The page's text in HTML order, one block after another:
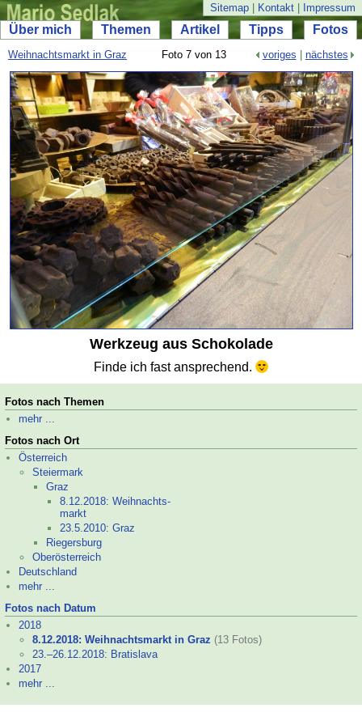
Sitemap Kontakt Impressum
Über mich Themen Artikel Tipps Fotos
Weihnachtsmarkt in Graz Foto 7 von 13 voriges nächstes
Werkzeug aus Schokolade
Finde ich fast ansprechend.
Fotos nach Themen
mehr ...
Fotos nach Ort
Österreich
Steiermark
Graz
8.12.2018: Weihnachts-
markt
23.5.2010: Graz
Riegersburg
Oberösterreich
Deutschland
mehr ...
Fotos nach Datum
2018
8.12.2018: Weihnachtsmarkt in Graz (13 Fotos)
23.–26.12.2018: Bratislava
2017
mehr ...